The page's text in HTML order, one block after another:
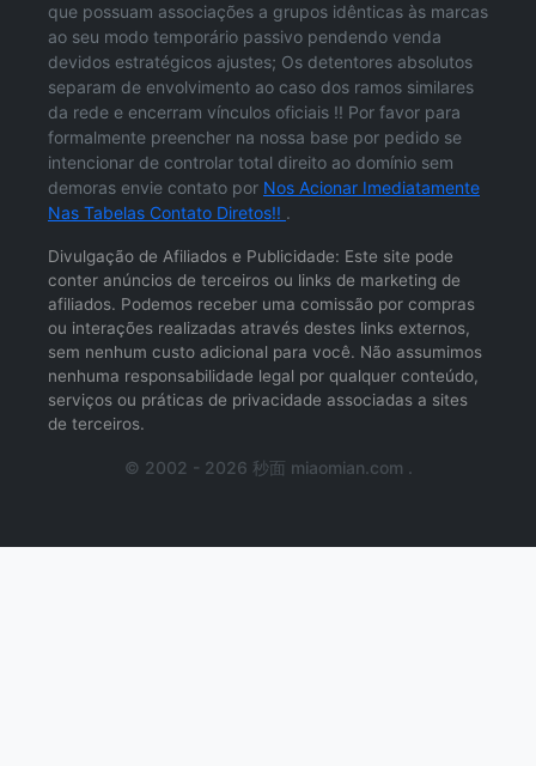
que possuam associações a grupos idênticas às marcas
ao seu modo temporário passivo pendendo venda
devidos estratégicos ajustes; Os detentores absolutos
separam de envolvimento ao caso dos ramos similares
da rede e encerram vínculos oficiais !! Por favor para
formalmente preencher na nossa base por pedido se
intencionar de controlar total direito ao domínio sem
demoras envie contato por Nos Acionar Imediatamente
Nas Tabelas Contato Diretos!! .
Divulgação de Afiliados e Publicidade: Este site pode
conter anúncios de terceiros ou links de marketing de
afiliados. Podemos receber uma comissão por compras
ou interações realizadas através destes links externos,
sem nenhum custo adicional para você. Não assumimos
nenhuma responsabilidade legal por qualquer conteúdo,
serviços ou práticas de privacidade associadas a sites
de terceiros.
© 2002 - 2026 秒面 miaomian.com .